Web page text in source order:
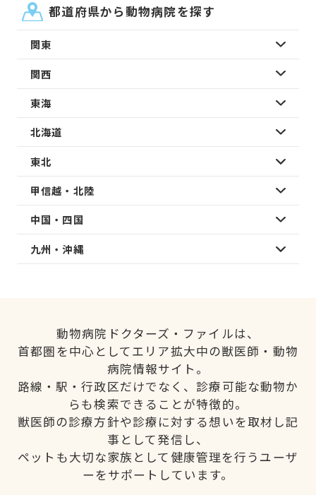
都道府県から動物病院を探す
関東
関西
東海
北海道
東北
甲信越・北陸
中国・四国
九州・沖縄
動物病院ドクターズ・ファイルは、
首都圏を中心としてエリア拡大中の獣医師・動物
病院情報サイト。
路線・駅・行政区だけでなく、診療可能な動物か
らも検索できることが特徴的。
獣医師の診療方針や診療に対する想いを取材し記
事として発信し、
ペットも大切な家族として健康管理を行うユーザ
ーをサポートしています。